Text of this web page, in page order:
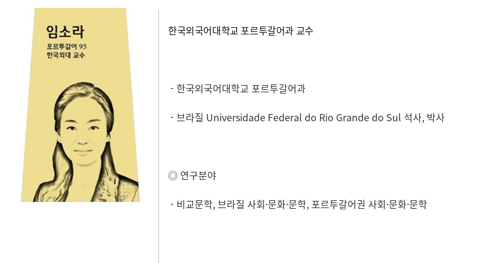
한국외국어대학교 포르투갈어과 교수
- 한국외국어대학교 포르투갈어과
- 브라질 Universidade Federal do Rio Grande do Sul 석사, 박사
◎ 연구분야
- 비교문학, 브라질 사회·문화·문학, 포르투갈어권 사회·문화·문학